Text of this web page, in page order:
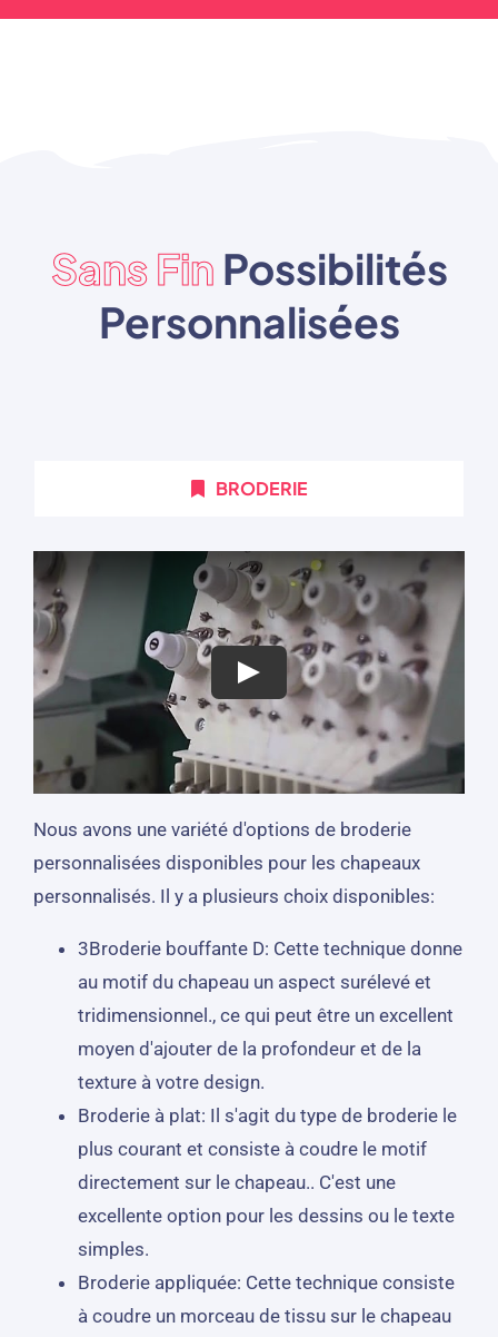
Sans Fin Possibilités
Personnalisées
BRODERIE
Nous avons une variété d'options de broderie
personnalisées disponibles pour les chapeaux
personnalisés. Il y a plusieurs choix disponibles:
3Broderie bouffante D: Cette technique donne
au motif du chapeau un aspect surélevé et
tridimensionnel., ce qui peut être un excellent
moyen d'ajouter de la profondeur et de la
texture à votre design.
Broderie à plat: Il s'agit du type de broderie le
plus courant et consiste à coudre le motif
directement sur le chapeau.. C'est une
excellente option pour les dessins ou le texte
simples.
Broderie appliquée: Cette technique consiste
à coudre un morceau de tissu sur le chapeau